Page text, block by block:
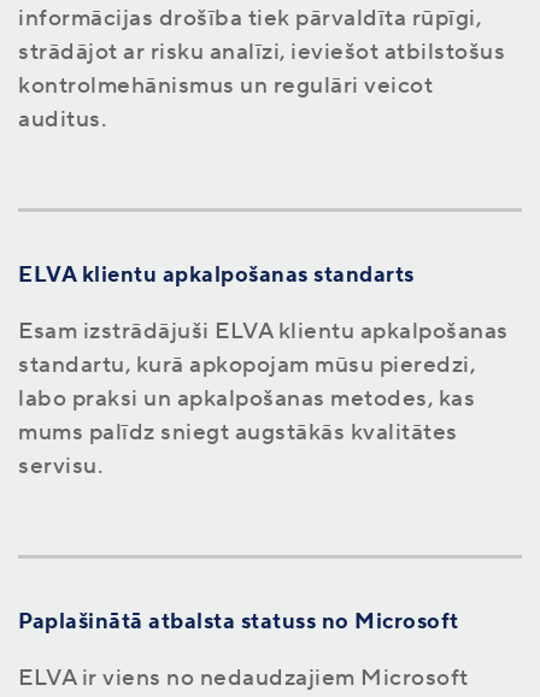
informācijas drošība tiek pārvaldīta rūpīgi,
strādājot ar risku analīzi, ieviešot atbilstošus
kontrolmehānismus un regulāri veicot
auditus.
ELVA klientu apkalpošanas standarts
Esam izstrādājuši ELVA klientu apkalpošanas
standartu, kurā apkopojam mūsu pieredzi,
labo praksi un apkalpošanas metodes, kas
mums palīdz sniegt augstākās kvalitātes
servisu.
Paplašinātā atbalsta statuss no Microsoft
ELVA ir viens no nedaudzajiem Microsoft